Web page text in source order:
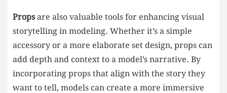
Propsare also valuable tools ​for⁣ enhancing visual
storytelling in modeling. Whether it’s a simple
accessory or a more elaborate set design, props can
add depth and context to a ⁣model’s narrative. By
incorporating props that align with the story they
want⁢ to tell, models can create a more immersive